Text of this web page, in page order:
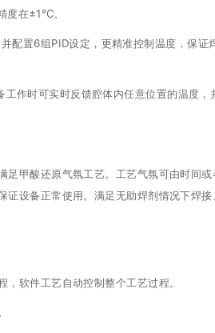
度在±1℃。
配置6组PID设定，更精准控制温度，保
作时可实时反馈腔体内任意位置的温度
甲酸还原气氛工艺。工艺气氛可由时间
设备正常使用。满足无助焊剂情况下焊接
，软件工艺自动控制整个工艺过程。